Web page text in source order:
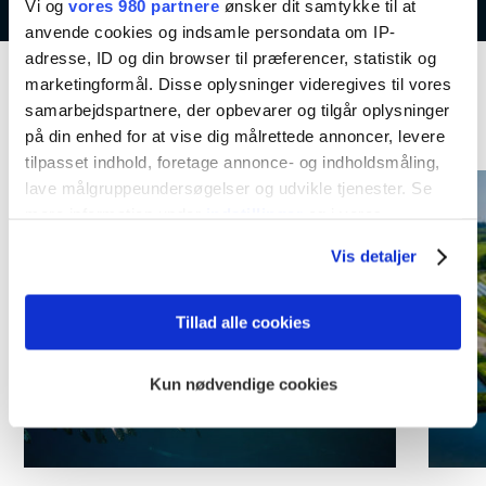
Vi og vores 980 partnere ønsker dit samtykke til at
anvende cookies og indsamle persondata om IP-
adresse, ID og din browser til præferencer, statistik og
marketingformål. Disse oplysninger videregives til vores
samarbejdspartnere, der opbevarer og tilgår oplysninger
på din enhed for at vise dig målrettede annoncer, levere
tilpasset indhold, foretage annonce- og indholdsmåling,
lave målgruppeundersøgelser og udvikle tjenester. Se
"Cookiedeklaration", eller ved at trykke på "Privacy
Vis detaljer
Tillad alle cookies
Kun nødvendige cookies
Kommende aktiviteter